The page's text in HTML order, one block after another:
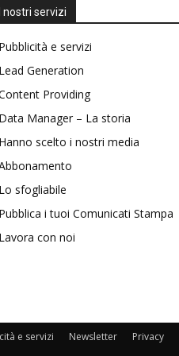
I nostri servizi
Pubblicità e servizi
Lead Generation
Providing
Data Manager – La storia
Hanno scelto i nostri media
Lo sfogliabile
Pubblica i tuoi Comunicati Stampa
Lavora con noi
e servizi Newsletter Privacy